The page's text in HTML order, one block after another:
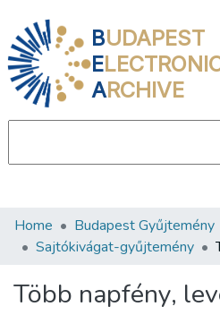
BUDAPEST
E
ARCHIVE
Communities & Collections
Statistics
Home Budapest Gyűjtemény
Sajtókivágat-gyűjtemény
Több napfény,